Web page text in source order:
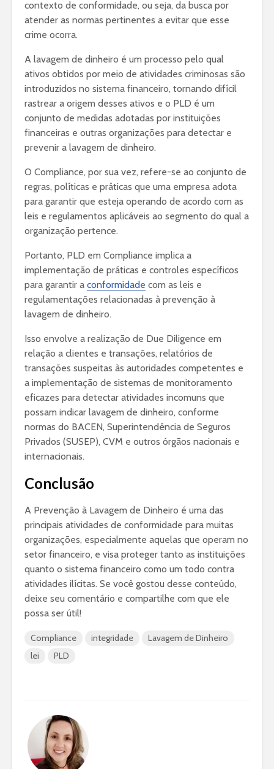
contexto de conformidade, ou seja, da busca por
atender as normas pertinentes a evitar que esse
crime ocorra.
A lavagem de dinheiro é um processo pelo qual
ativos obtidos por meio de atividades criminosas são
introduzidos no sistema financeiro, tornando difícil
rastrear a origem desses ativos e o PLD é um
conjunto de medidas adotadas por instituições
financeiras e outras organizações para detectar e
prevenir a lavagem de dinheiro.
O Compliance, por sua vez, refere-se ao conjunto de
regras, políticas e práticas que uma empresa adota
para garantir que esteja operando de acordo com as
leis e regulamentos aplicáveis ao segmento do qual a
organização pertence.
Portanto, PLD em Compliance implica a
implementação de práticas e controles específicos
para garantir a conformidade com as leis e
regulamentações relacionadas à prevenção à
lavagem de dinheiro.
Isso envolve a realização de Due Diligence em
relação a clientes e transações, relatórios de
transações suspeitas às autoridades competentes e
a implementação de sistemas de monitoramento
eficazes para detectar atividades incomuns que
possam indicar lavagem de dinheiro, conforme
normas do BACEN, Superintendência de Seguros
Privados (SUSEP), CVM e outros órgãos nacionais e
internacionais.
Conclusão
A Prevenção à Lavagem de Dinheiro é uma das
principais atividades de conformidade para muitas
organizações, especialmente aquelas que operam no
setor financeiro, e visa proteger tanto as instituições
quanto o sistema financeiro como um todo contra
atividades ilícitas. Se você gostou desse conteúdo,
deixe seu comentário e compartilhe com que ele
possa ser útil!
Compliance integridade
Lavagem de Dinheiro
lei
PLD